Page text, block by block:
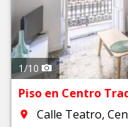
1/10
Piso en Centro
room
Calle Teatro,